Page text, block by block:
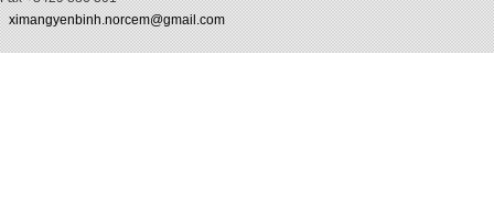
ximangyenbinh.norcem@gmail.com